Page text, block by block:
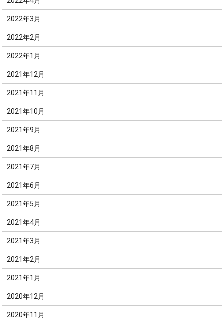
2022年3月
2022年2月
2022年1月
2021年12月
2021年11月
2021年10月
2021年9月
2021年8月
2021年7月
2021年6月
2021年5月
2021年4月
2021年3月
2021年2月
2021年1月
2020年12月
2020年11月